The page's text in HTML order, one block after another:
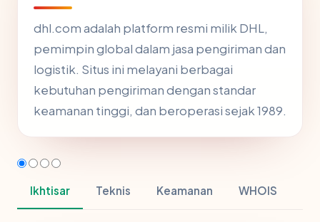
dhl.com adalah platform resmi milik DHL,
pemimpin global dalam jasa pengiriman dan
logistik. Situs ini melayani berbagai
kebutuhan pengiriman dengan standar
keamanan tinggi, dan beroperasi sejak 1989.
Ikhtisar Teknis Keamanan WHOIS